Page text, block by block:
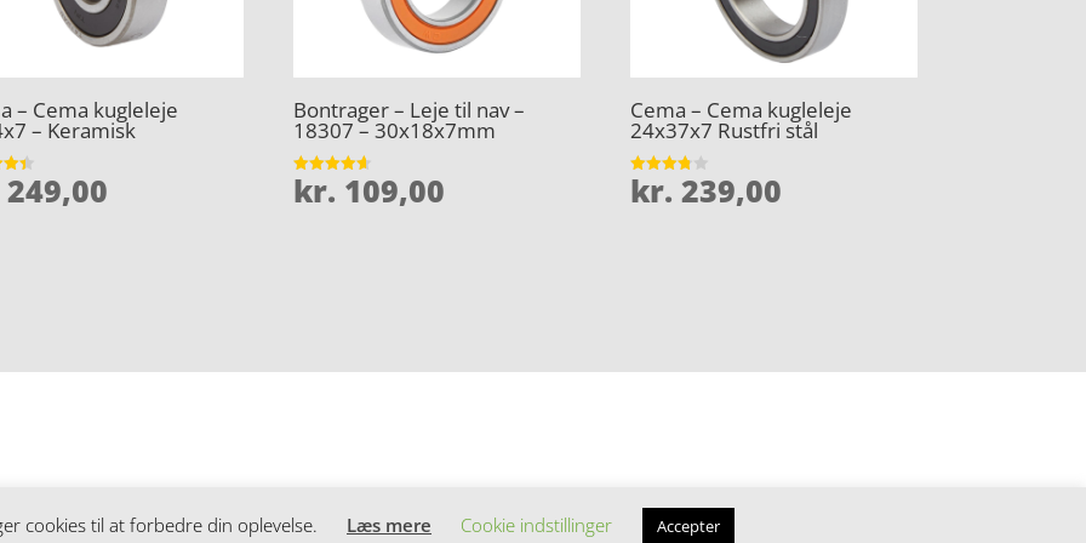
– Cema kugleleje
– Keramisk
249,00
Bontrager – Leje til nav –
18307 – 30x18x7mm
Vurderet
4.6
kr. 109,00
Cema – Cema kugleleje
24x37x7 Rustfri stål
Vurderet
3.8
kr. 239,00
cookies til at forbedre din oplevelse. Læs mere Cookie indstillinger Accepter